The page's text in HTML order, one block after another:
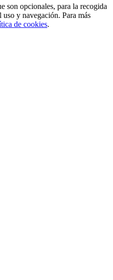
son opcionales, para la recogida
y navegación. Para más
de cookies.